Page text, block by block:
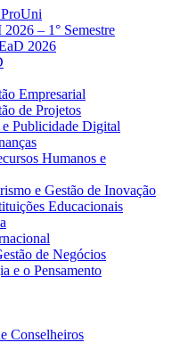
– 1° Semestre
2026
Empresarial
de Projetos
Publicidade Digital
Humanos e
e Gestão de Inovação
Educacionais
de Negócios
e o Pensamento
Conselheiros